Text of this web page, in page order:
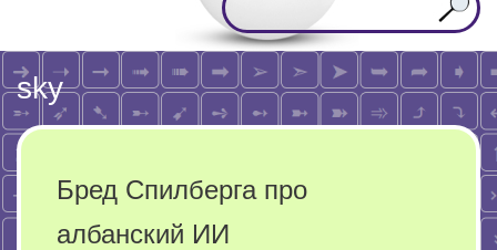
sky
Бред Спилберга про
албанский ИИ